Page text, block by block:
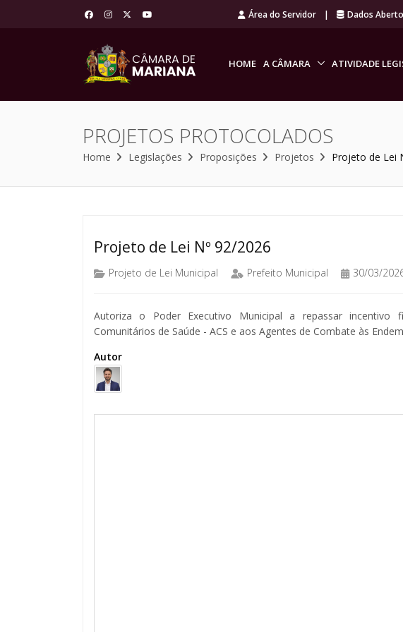
Área do Servidor | Dados
HOME A CÂMARA ATIVIDADE
PROJETOS PROTOCOLADOS
Home Legislações Proposições Projetos Projeto de Lei
Projeto de Lei Nº 92/2026
Projeto de Lei Municipal Prefeito Municipal 30/03/
Autoriza o Poder Executivo Municipal a repassar incentivo
Comunitários de Saúde - ACS e aos Agentes de Combate às
Autor